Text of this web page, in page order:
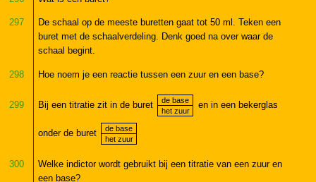
297
De schaal op de meeste buretten gaat tot 50 ml. Teken een
buret met de schaalverdeling. Denk goed na over waar de
schaal begint.
298 Hoe noem je een reactie tussen een zuur en een base?
299 Bij een titratie zit in de buret
de base
het zuur
en in een bekerglas
onder de buret
de base
het zuur
300
Welke indictor wordt gebruikt bij een titratie van een zuur en
een base?